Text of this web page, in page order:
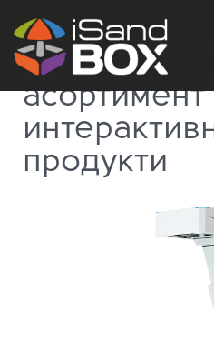
асортимент
продукти